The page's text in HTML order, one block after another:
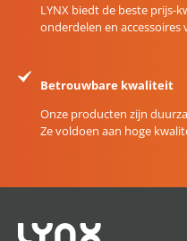
LYNX biedt de beste prijs-
onderdelen en
Betrouwbare kwaliteit
Onze producten zijn
Ze voldoen aan hoge